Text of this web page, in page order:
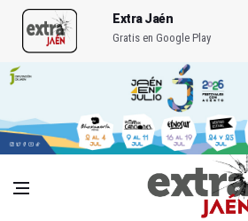
Extra Jaén
Gratis en Google Play